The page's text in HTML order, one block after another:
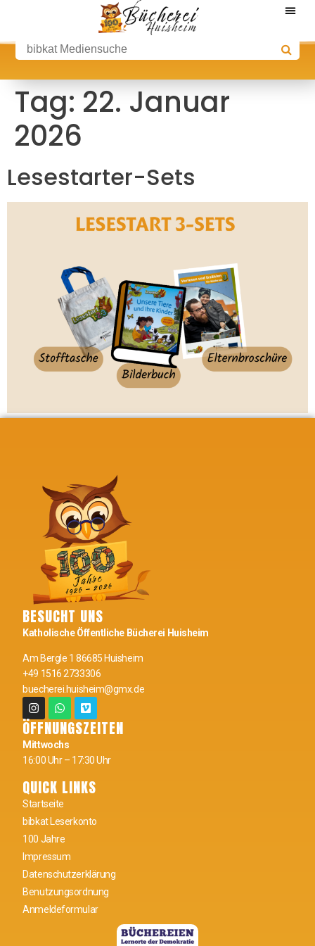
Tag: 22. Januar
2026
Lesestarter-Sets
BESUCHT UNS
Katholische Öffentliche Bücherei Huisheim
Am Bergle 1 86685 Huisheim
+49 1516 2733306
buecherei.huisheim@gmx.de
ÖFFNUNGSZEITEN
Mittwochs
16:00 Uhr – 17:30 Uhr
QUICK LINKS
Startseite
bibkat Leserkonto
100 Jahre
Impressum
Datenschutzerklärung
Benutzungsordnung
Anmeldeformular